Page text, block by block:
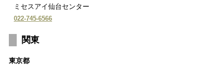
ミセスアイ仙台センター
022-745-6566
関東
東京都